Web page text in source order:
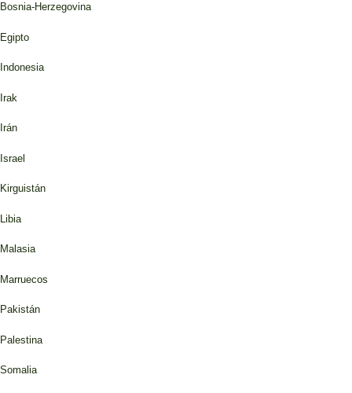
Bosnia-Herzegovina
Egipto
Indonesia
Irak
Irán
Israel
Kirguistán
Libia
Malasia
Marruecos
Pakistán
Palestina
Somalia